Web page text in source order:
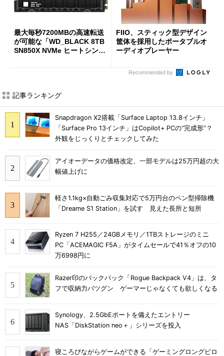
最大毎秒7200MBの高速転送
が可能な「WD_BLACK 8TB
SN850X NVMe ヒートシンク
FIIO、スティック型デザイン
筐体を採用したポータブルオ
ーディオプレーヤー
Recommended by
記事ランキング
Snapdragon X2搭載「Surface Laptop 13.8インチ」
「Surface Pro 13インチ」はCopilot+ PCの“完成形”？
外観をじっくりとチェックしてみた
アイオーデータの価格改定、一部モデルは25万円超の大
幅値上げに
軽さ1.1kg×自動ごみ収集対応で5万円台のペン型掃除機
「Dreame S1 Station」を試す 見えた長所と短所
Ryzen 7 H255／24GBメモリ／1TBストレージのミニ
PC「ACEMAGIC F5A」がタイムセールで41％オフの10
万6998円に
Razer印のバックパック「Rogue Backpack V4」は、タ
フで収納力バツグン ゲーマーじゃなくても欲しくなる
Synology、2.5GbEポートを備えたエントリー
NAS「DiskStation neo＋」シリーズを投入
寝ころびながらゲームができる「ゲーミングロングピロ